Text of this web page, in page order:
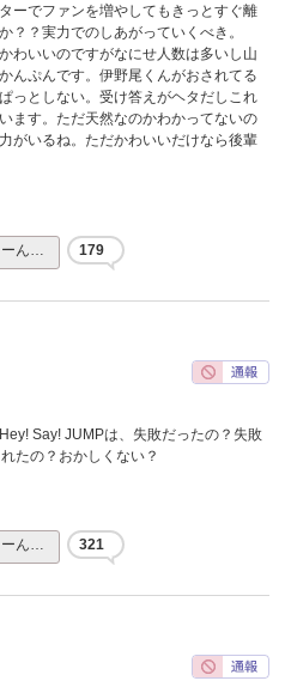
ーでファンを増やしてもきっとすぐ離
？？実力でのしあがっていくべき。
わいいのですがなにせ人数は多いし山
んぷんです。伊野尾くんがおされてる
っとしない。受け答えがヘタだしこれ
ます。ただ天然なのかわかってないの
がいるね。ただかわいいだけなら後輩
ーん… 179
Say! JUMPは、失敗だったの？失敗
たの？おかしくない？
ーん… 321